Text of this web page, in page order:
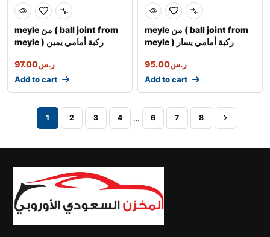
meyle من ( ball joint from
meyle ) ركبة أمامي يمين
ر.س97.00
Add to cart
meyle من ( ball joint from
meyle ) ركبة أمامي يسار
ر.س95.00
Add to cart
1 2 3 4 … 6 7 8